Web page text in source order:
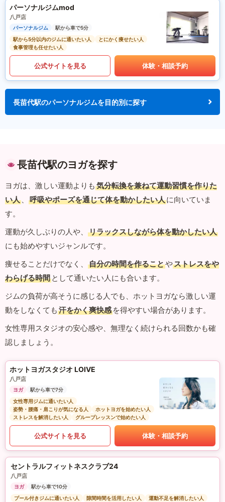
パーソナルジムmod
八戸店
パーソナルジム
駅から車で5分
駅から5分以内のジムに通いたい人
とにかく痩せたい人
食事管理も任せたい人
公式サイトを見る 体験・相談予約
長苗代駅のパーソナルジムを目的別に探す
長苗代駅のヨガを探す
ヨガは、激しい運動よりも 気分転換を兼ねて運動習慣を作りた
い人 、 呼吸やポーズを通じて体を動かしたい人に向いていま
す。
運動が久しぶりの人や、
リラックスしながら体を動かしたい人
にも始めやすいジャンルです。
痩せることだけでなく、
自分の時間を作ることやストレスをや
わらげる時間 として通いたい人にも合います。
ジムの負荷が高そうに感じる人でも、ホットヨガなら激しい運
動をしなくても 汗をかく爽快感 を得やすい場合があります。
女性専用スタジオの安心感や、無理なく続けられる回数かも確
認しましょう。
ホットヨガスタジオ LOIVE
八戸店
ヨガ
駅から車で7分
女性専用ジムに通いたい人
姿勢・腰痛・肩こりが気になる人
ホットヨガを始めたい人
ストレスを解消したい人
グループレッスンで始めたい人
公式サイトを見る 体験・相談予約
セントラルフィットネスクラブ24
八戸店
ヨガ
駅から車で10分
プール付きジムに通いたい人
隙間時間を活用したい人
運動不足を解消したい人